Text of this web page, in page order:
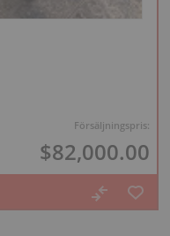
Försäljningspris:
$82,000.00